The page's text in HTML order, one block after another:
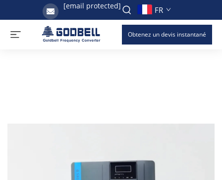
[email protected] FR
Obtenez un devis instantané